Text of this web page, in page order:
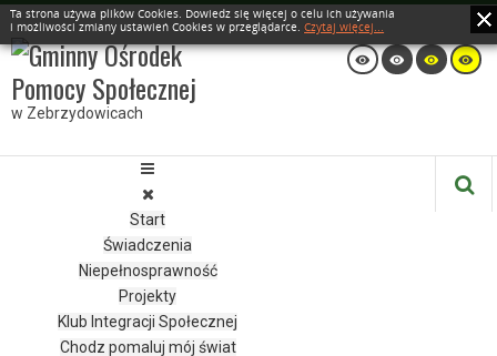
w Zebrzydowicach
Start
Świadczenia
Niepełnosprawność
Projekty
Klub Integracji Społecznej
Chodz pomaluj mój świat
Ta strona używa plików Cookies. Dowiedz się więcej o celu ich używania
i możliwości zmiany ustawień Cookies w przeglądarce.Czytaj więcej...